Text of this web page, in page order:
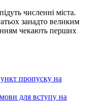
численні міста.
занадто великим
чекають перших
пропуску на
для вступу на